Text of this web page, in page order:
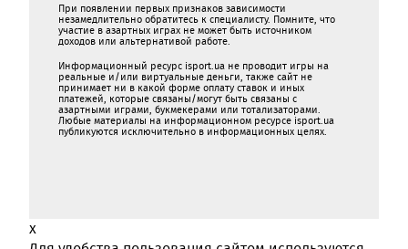
При появлении первых признаков зависимости
незамедлительно обратитесь к специалисту. Помните, что
участие в азартных играх не может быть источником
доходов или альтернативой работе.
Информационный ресурс isport.ua не проводит игры на
реальные и/или виртуальные деньги, также сайт не
принимает ни в какой форме oплaту ставок и иных
платежей, которые связаны/могут быть связаны c
азартными игрaми, букмекерами или тотализаторами.
Любые материалы на информационном ресурсе isport.ua
публикуютcя исключительно в информационных целях.
x